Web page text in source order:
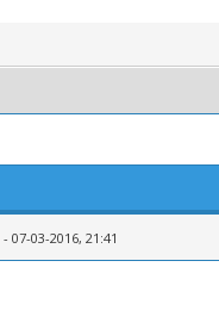
- 07-03-2016, 21:41